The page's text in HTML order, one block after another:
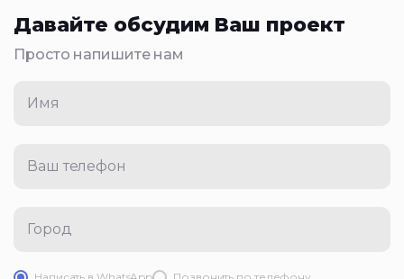
Давайте обсудим Ваш проект
Просто напишите нам
Имя
Ваш телефон
Город